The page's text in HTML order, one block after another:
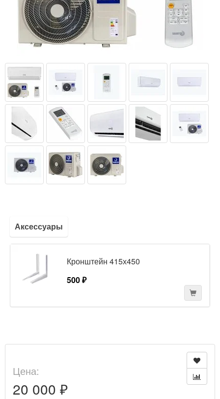
Аксессуары
Кронштейн 415х450
500 ₽
Цена:
20 000 ₽